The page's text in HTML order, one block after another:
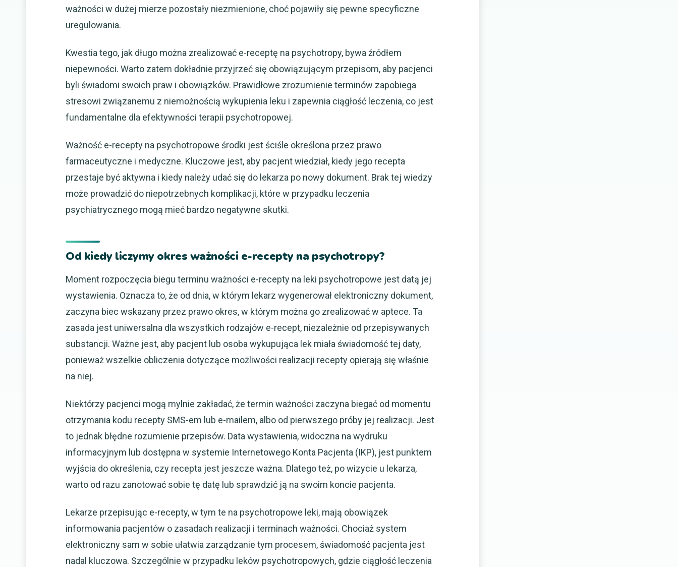
ważności w dużej mierze pozostały niezmienione, choć pojawiły się pewne specyficzne
uregulowania.
Kwestia tego, jak długo można zrealizować e-receptę na psychotropy, bywa źródłem
niepewności. Warto zatem dokładnie przyjrzeć się obowiązującym przepisom, aby pacjenci
byli świadomi swoich praw i obowiązków. Prawidłowe zrozumienie terminów zapobiega
stresowi związanemu z niemożnością wykupienia leku i zapewnia ciągłość leczenia, co jest
fundamentalne dla efektywności terapii psychotropowej.
Ważność e-recepty na psychotropowe środki jest ściśle określona przez prawo
farmaceutyczne i medyczne. Kluczowe jest, aby pacjent wiedział, kiedy jego recepta
przestaje być aktywna i kiedy należy udać się do lekarza po nowy dokument. Brak tej wiedzy
może prowadzić do niepotrzebnych komplikacji, które w przypadku leczenia
psychiatrycznego mogą mieć bardzo negatywne skutki.
Od kiedy liczymy okres ważności e-recepty na psychotropy?
Moment rozpoczęcia biegu terminu ważności e-recepty na leki psychotropowe jest datą jej
wystawienia. Oznacza to, że od dnia, w którym lekarz wygenerował elektroniczny dokument,
zaczyna biec wskazany przez prawo okres, w którym można go zrealizować w aptece. Ta
zasada jest uniwersalna dla wszystkich rodzajów e-recept, niezależnie od przepisywanych
substancji. Ważne jest, aby pacjent lub osoba wykupująca lek miała świadomość tej daty,
ponieważ wszelkie obliczenia dotyczące możliwości realizacji recepty opierają się właśnie
na niej.
Niektórzy pacjenci mogą mylnie zakładać, że termin ważności zaczyna biegać od momentu
otrzymania kodu recepty SMS-em lub e-mailem, albo od pierwszego próby jej realizacji. Jest
to jednak błędne rozumienie przepisów. Data wystawienia, widoczna na wydruku
informacyjnym lub dostępna w systemie Internetowego Konta Pacjenta (IKP), jest punktem
wyjścia do określenia, czy recepta jest jeszcze ważna. Dlatego też, po wizycie u lekarza,
warto od razu zanotować sobie tę datę lub sprawdzić ją na swoim koncie pacjenta.
Lekarze przepisując e-recepty, w tym te na psychotropowe leki, mają obowiązek
informowania pacjentów o zasadach realizacji i terminach ważności. Chociaż system
elektroniczny sam w sobie ułatwia zarządzanie tym procesem, świadomość pacjenta jest
nadal kluczowa. Szczególnie w przypadku leków psychotropowych, gdzie ciągłość leczenia